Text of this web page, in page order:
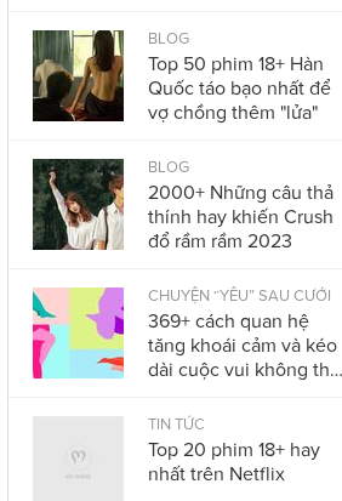
BLOG
Top 50 phim 18+ Hàn
Quốc táo bạo nhất để
vợ chồng thêm "lửa"
BLOG
2000+ Những câu thả
thính hay khiến Crush
đổ rầm rầm 2023
CHUYỆN “YÊU” SAU CƯỚI
369+ cách quan hệ
tăng khoái cảm và kéo
dài cuộc vui không thể
2023
TIN TỨC
Top 20 phim 18+ hay
nhất trên Netflix